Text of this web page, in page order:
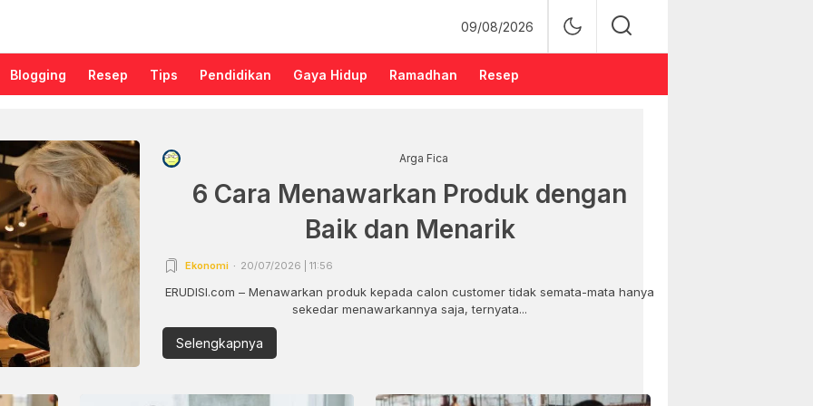
09/08/2026
Blogging Resep Tips Pendidikan Gaya Hidup Ramadhan Resep
Arga Fica
6 Cara Menawarkan Produk dengan
Baik dan Menarik
Ekonomi 20/07/2026 | 11:56
ERUDISI.com – Menawarkan produk kepada calon customer tidak semata-mata hanya
sekedar menawarkannya saja, ternyata...
Selengkapnya